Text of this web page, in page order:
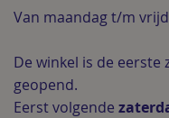
Van maandag t/m
De winkel is de eerste
geopend.
Eerst volgende